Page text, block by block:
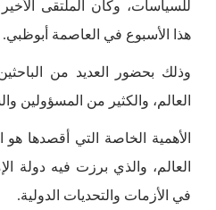
للسياسات، وكان الملتقى
هذا الأسبوع في العاصمة أبوظبي.
وذلك بحضور العديد من
العالم، والكثير من المسؤولين
الأهمية الخاصة التي أقصدها
العالم، والذي برزت فيه دولة
في الأزمات والتحديات الدولية.